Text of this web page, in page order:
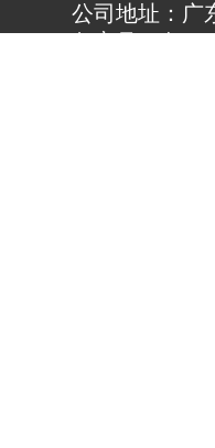
公司地址：广